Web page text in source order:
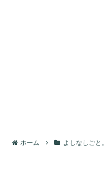
ホーム よしなしごと。